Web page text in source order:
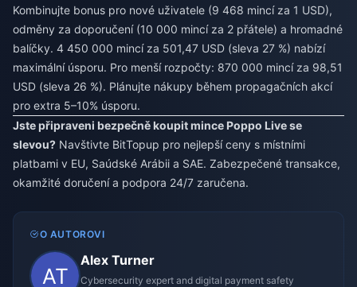
Kombinujte bonus pro nové uživatele (9 468 mincí za 1 USD),
odměny za doporučení (10 000 mincí za 2 přátele) a hromadné
balíčky. 4 450 000 mincí za 501,47 USD (sleva 27 %) nabízí
maximální úsporu. Pro menší rozpočty: 870 000 mincí za 98,51
USD (sleva 26 %). Plánujte nákupy během propagačních akcí
pro extra 5–10% úsporu.
Jste připraveni bezpečně koupit mince Poppo Live se
slevou? Navštivte BitTopup pro nejlepší ceny s místními
platbami v EU, Saúdské Arábii a SAE. Zabezpečené transakce,
okamžité doručení a podpora 24/7 zaručena.
O AUTOROVI
Alex Turner
Cybersecurity expert and digital payment safety